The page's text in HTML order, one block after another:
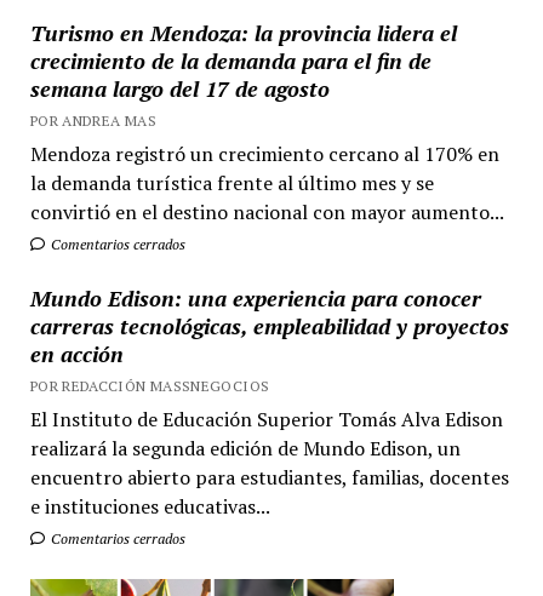
Turismo en Mendoza: la provincia lidera el
crecimiento de la demanda para el fin de
semana largo del 17 de agosto
POR ANDREA MAS
Mendoza registró un crecimiento cercano al 170% en
la demanda turística frente al último mes y se
convirtió en el destino nacional con mayor aumento...
Comentarios cerrados
Mundo Edison: una experiencia para conocer
carreras tecnológicas, empleabilidad y proyectos
en acción
POR REDACCIÓN MASSNEGOCIOS
El Instituto de Educación Superior Tomás Alva Edison
realizará la segunda edición de Mundo Edison, un
encuentro abierto para estudiantes, familias, docentes
e instituciones educativas...
Comentarios cerrados